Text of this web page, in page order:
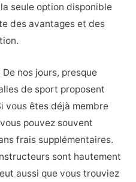
seule option disponible
des avantages et des
De nos jours, presque
de sport proposent
vous êtes déjà membre
pouvez souvent
frais supplémentaires.
sont hautement
aussi que vous trouviez